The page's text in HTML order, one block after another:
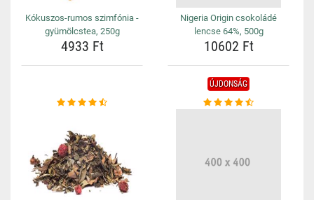
Kókuszos-rumos szimfónia -
gyümölcstea, 250g
4933 Ft
Nigeria Origin csokoládé
lencse 64%, 500g
10602 Ft
ÚJDONSÁG